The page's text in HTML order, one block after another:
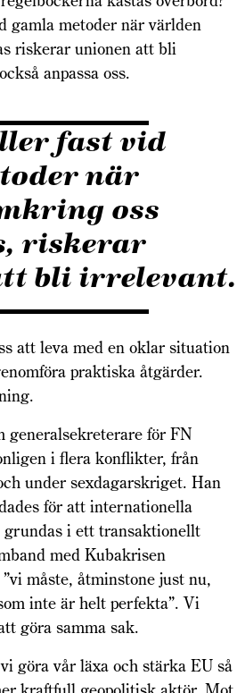
gamla metoder när världen
riskerar unionen att bli
anpassa oss.
fast vid
när
oss
riskerar
bli irrelevant.
att leva med en oklar situation
praktiska åtgärder.
generalsekreterare för FN
i flera konflikter, från
under sexdagarskriget. Han
för att internationella
i ett transaktionellt
med Kubakrisen
måste, åtminstone just nu,
inte är helt perfekta”. Vi
göra samma sak.
göra vår läxa och stärka EU så